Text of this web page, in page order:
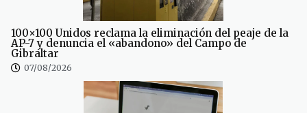
100×100 Unidos reclama la eliminación del peaje de la
AP-7 y denuncia el «abandono» del Campo de
Gibraltar
07/08/2026